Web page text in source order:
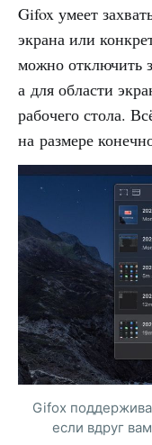
Gifox умеет
экрана или
можно отключить
а для области
рабочего стола.
на размере
Gifox
если вдруг